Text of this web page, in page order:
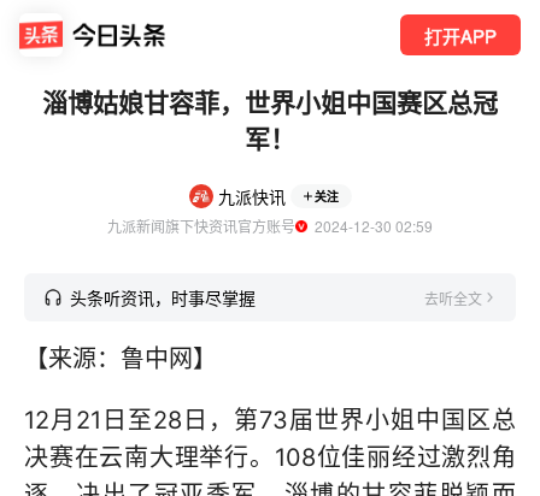
打开APP
淄博姑娘甘容菲，世界小姐中国赛区总冠
军！
九派快讯 关注
九派新闻旗下快资讯官方账号
  2024-12-30 02:59
头条听资讯，时事尽掌握 去听全文
【来源：鲁中网】
12月21日至28日，第73届世界小姐中国区总
决赛在云南大理举行。108位佳丽经过激烈角